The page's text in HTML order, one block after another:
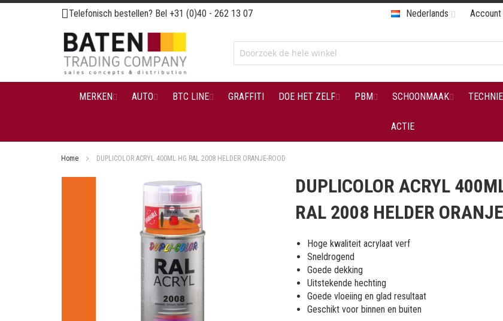
Ga
naar
de
inhoud
Telefonisch bestellen? Bel +31 (0)40 - 262 13 07 Account
Nederlands
MERKEN AUTO BTC LINE GRAFFITI DOE HET ZELF PBM SCHOONMAAK
ACTIE
Home DUPLICOLOR ACRYL 400ML HG RAL 2008 HELDER ORANJE-ROOD
DUPLICOLOR ACRYL
RAL 2008 HELDER
Hoge kwaliteit acrylaat verf
Sneldrogend
Goede dekking
Uitstekende hechting
Goede vloeiing en glad resultaat
Geschikt voor binnen en buiten